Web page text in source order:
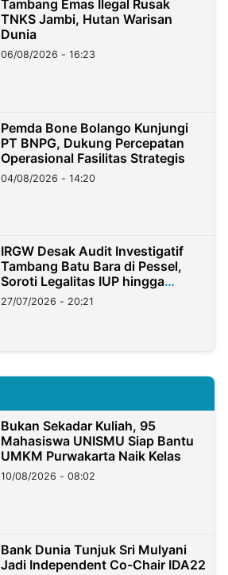
Tambang Emas Ilegal Rusak
TNKS Jambi, Hutan Warisan
Dunia
06/08/2026 - 16:23
Pemda Bone Bolango Kunjungi
PT BNPG, Dukung Percepatan
Operasional Fasilitas Strategis
04/08/2026 - 14:20
IRGW Desak Audit Investigatif
Tambang Batu Bara di Pessel,
Soroti Legalitas IUP hingga
Stockpile
27/07/2026 - 20:21
Bukan Sekadar Kuliah, 95
Mahasiswa UNISMU Siap Bantu
UMKM Purwakarta Naik Kelas
10/08/2026 - 08:02
Bank Dunia Tunjuk Sri Mulyani
Jadi Independent Co-Chair IDA22